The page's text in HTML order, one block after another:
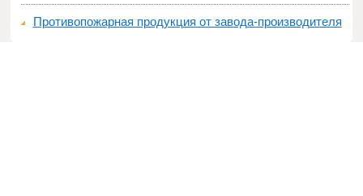
Противопожарная продукция от завода-производителя